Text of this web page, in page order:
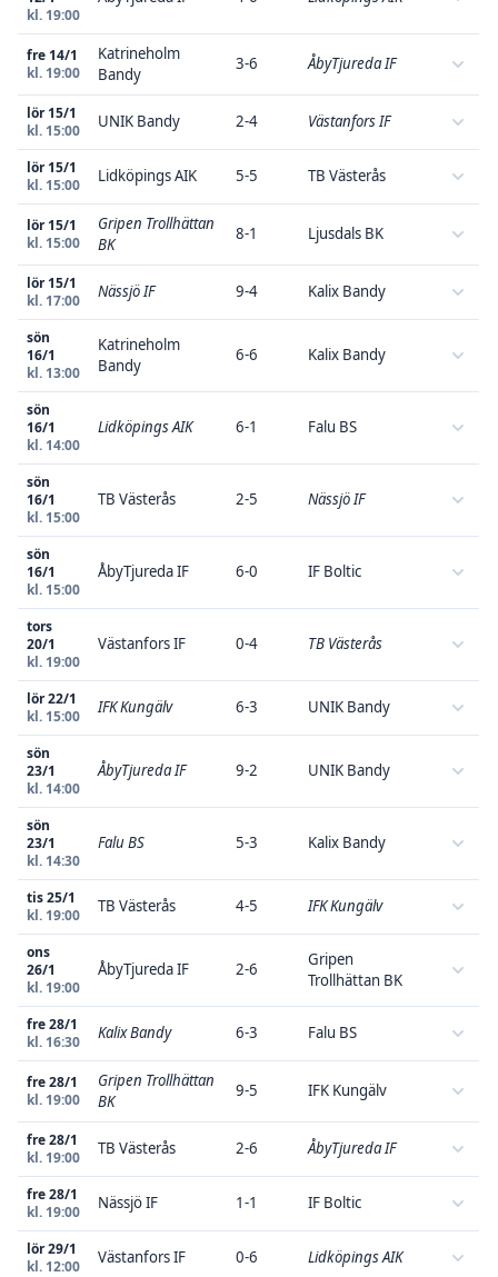
kl. 19:00
fre 14/1
kl. 19:00
Katrineholm
Bandy
3-6 ÅbyTjureda IF
lör 15/1
kl. 15:00
UNIK Bandy 2-4 Västanfors IF
lör 15/1
kl. 15:00
Lidköpings AIK 5-5 TB Västerås
lör 15/1
kl. 15:00
Gripen Trollhättan
BK
8-1 Ljusdals BK
lör 15/1
kl. 17:00
Nässjö IF 9-4 Kalix Bandy
sön
16/1
kl. 13:00
Katrineholm
Bandy
6-6 Kalix Bandy
sön
16/1
kl. 14:00
Lidköpings AIK 6-1 Falu BS
sön
16/1
kl. 15:00
TB Västerås 2-5 Nässjö IF
sön
16/1
kl. 15:00
ÅbyTjureda IF 6-0 IF Boltic
tors
20/1
kl. 19:00
Västanfors IF 0-4 TB Västerås
lör 22/1
kl. 15:00
IFK Kungälv 6-3 UNIK Bandy
sön
23/1
kl. 14:00
ÅbyTjureda IF 9-2 UNIK Bandy
sön
23/1
kl. 14:30
Falu BS 5-3 Kalix Bandy
tis 25/1
kl. 19:00
TB Västerås 4-5 IFK Kungälv
ons
26/1
kl. 19:00
ÅbyTjureda IF 2-6
Gripen
Trollhättan BK
fre 28/1
kl. 16:30
Kalix Bandy 6-3 Falu BS
fre 28/1
kl. 19:00
Gripen Trollhättan
BK
9-5 IFK Kungälv
fre 28/1
kl. 19:00
TB Västerås 2-6 ÅbyTjureda IF
fre 28/1
kl. 19:00
Nässjö IF 1-1 IF Boltic
lör 29/1
kl. 12:00
Västanfors IF 0-6 Lidköpings AIK